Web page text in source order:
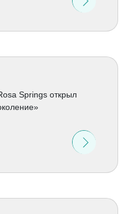
Springs открыл